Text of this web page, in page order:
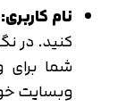
نام کاربری:
کنید. در
شما
وبسایت